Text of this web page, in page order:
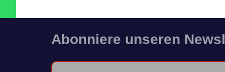
Abonniere unseren